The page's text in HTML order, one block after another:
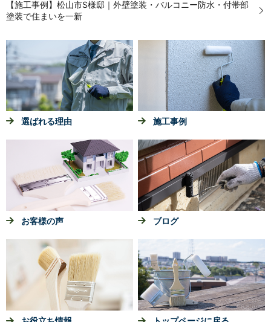
【施工事例】松山市S様邸｜外壁塗装・バルコニー防水・付帯部
塗装で住まいを一新
選ばれる理由 施工事例
お客様の声 ブログ